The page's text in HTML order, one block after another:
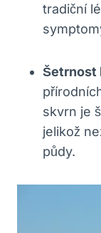
‌tradiční‌
Šetrnost
skvrn je
jelikož
půdy.